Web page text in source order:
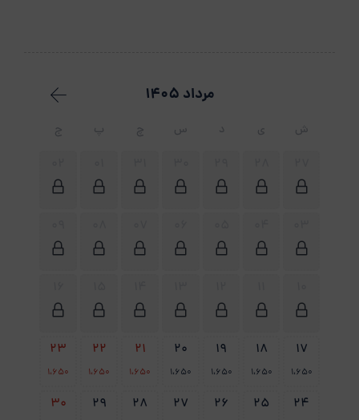
مرداد 1405
ش ی د س چ پ ج
17
1،650
18
1،650
19
1،650
20
1،650
21
1،650
22
1،650
23
1،650
24
25
26
27
28
29
30